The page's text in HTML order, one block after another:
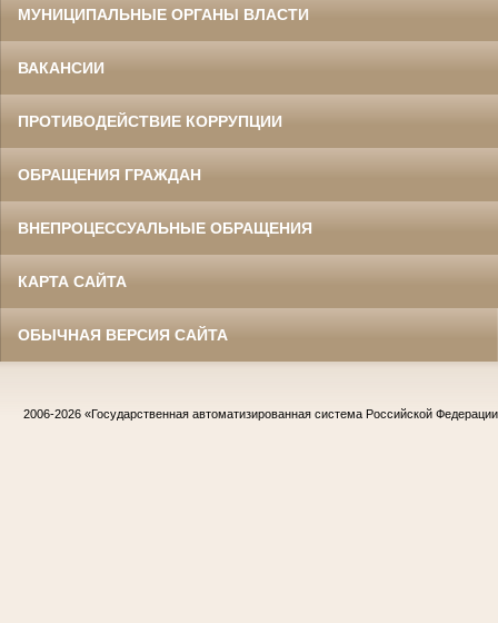
МУНИЦИПАЛЬНЫЕ ОРГАНЫ ВЛАСТИ
ВАКАНСИИ
ПРОТИВОДЕЙСТВИЕ КОРРУПЦИИ
ОБРАЩЕНИЯ ГРАЖДАН
ВНЕПРОЦЕССУАЛЬНЫЕ ОБРАЩЕНИЯ
КАРТА САЙТА
ОБЫЧНАЯ ВЕРСИЯ САЙТА
2006-2026 «Государственная автоматизированная система Российской